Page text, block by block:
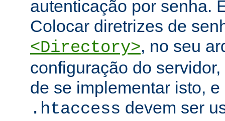
autenticação por senha.
Colocar diretrizes de
<Directory>, no seu
configuração do
de se implementar isto,
.htaccess devem ser